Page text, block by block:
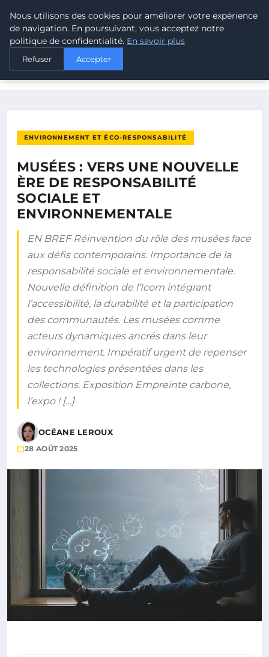
MALTA CLIMATE
ACCUEIL
MUSÉES : VERS UNE NOUVELLE ÈRE DE RESPONSABILITÉ
ENVIRONNEMENT ET ÉCO-RESPONSABILITÉ
MUSÉES : VERS UNE NOUVELLE
ÈRE DE RESPONSABILITÉ
SOCIALE ET
ENVIRONNEMENTALE
EN BREF Réinvention du rôle des musées face
aux défis contemporains. Importance de la
responsabilité sociale et environnementale.
Nouvelle définition de l’Icom intégrant
l’accessibilité, la durabilité et la participation
des communautés. Les musées comme
acteurs dynamiques ancrés dans leur
environnement. Impératif urgent de repenser
les technologies présentées dans les
collections. Exposition Empreinte carbone,
l’expo ! […]
OCÉANE LEROUX
28 AOÛT 2025
Nous utilisons des cookies pour améliorer votre expérience
de navigation. En poursuivant, vous acceptez notre
politique de confidentialité. En savoir plus
Refuser Accepter